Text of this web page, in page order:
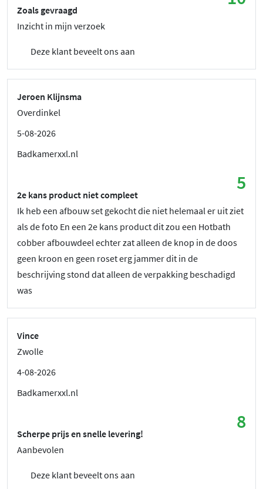
Zoals gevraagd
Inzicht in mijn verzoek
Deze klant beveelt ons aan
Jeroen Klijnsma
Overdinkel
5-08-2026
Badkamerxxl.nl
5
2e kans product niet compleet
Ik heb een afbouw set gekocht die niet helemaal er uit ziet
als de foto En een 2e kans product dit zou een Hotbath
cobber afbouwdeel echter zat alleen de knop in de doos
geen kroon en geen roset erg jammer dit in de
beschrijving stond dat alleen de verpakking beschadigd
was
Vince
Zwolle
4-08-2026
Badkamerxxl.nl
8
Scherpe prijs en snelle levering!
Aanbevolen
Deze klant beveelt ons aan